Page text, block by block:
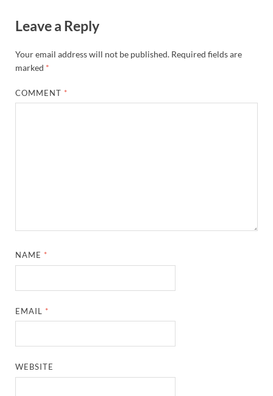
Leave a Reply
Your email address will not be published. Required fields are
marked *
COMMENT *
NAME *
EMAIL *
WEBSITE